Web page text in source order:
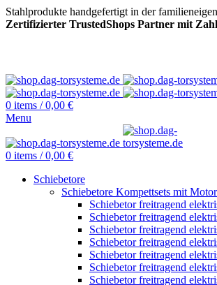
Stahlprodukte handgefertigt in der
Zertifizierter TrustedShops Partner mit
0 items / 0,00 €
Menu
0 items / 0,00 €
Schiebetore
Schiebetore Kompettsets mit Motor
Schiebetor freitragend
Schiebetor freitragend
Schiebetor freitragend
Schiebetor freitragend
Schiebetor freitragend
Schiebetor freitragend
Schiebetor freitragend